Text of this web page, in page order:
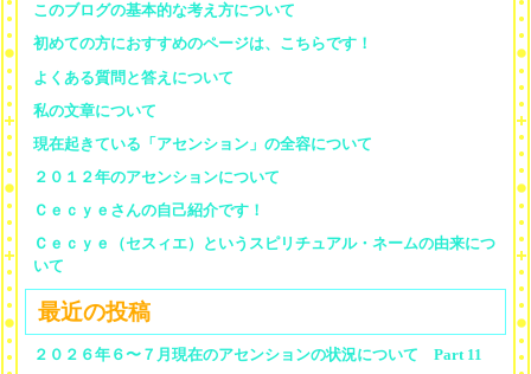
このブログの基本的な考え方について
初めての方におすすめのページは、こちらです！
よくある質問と答えについて
私の文章について
現在起きている「アセンション」の全容について
２０１２年のアセンションについて
Ｃｅｃｙｅさんの自己紹介です！
Ｃｅｃｙｅ（セスィエ）というスピリチュアル・ネームの由来につ
いて
最近の投稿
２０２６年６〜７月現在のアセンションの状況について Part 11